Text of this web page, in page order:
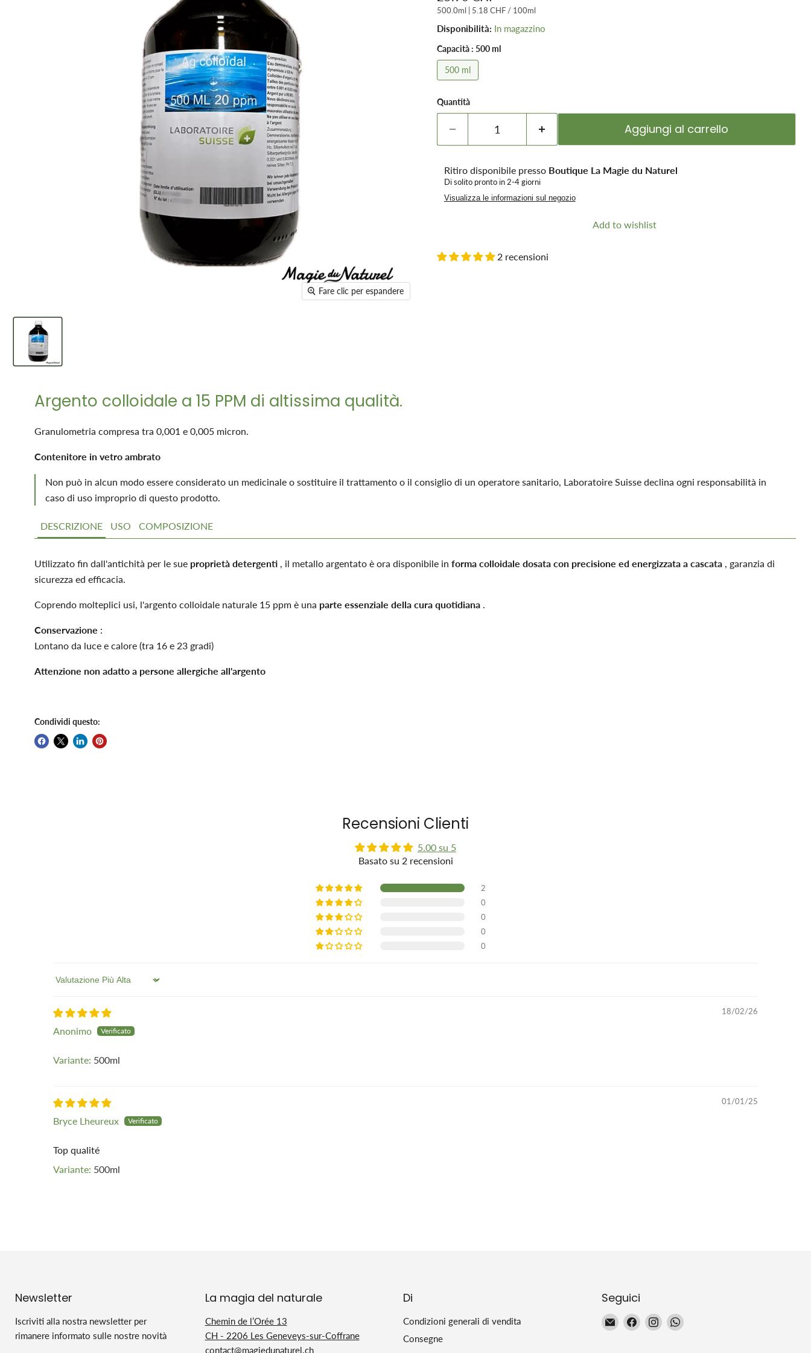
Fare clic per espandere
500.0ml 5.18 CHF/ 100ml
Disponibilità: In magazzino
Capacità : 500 ml
500 ml
Quantità
Aggiungi al carrello
Ritiro disponibile presso Boutique La Magie du Naturel
Di solito pronto in 2-4 giorni
Visualizza le informazioni sul negozio
Add to wishlist
2 recensioni
Argento colloidale a 15 PPM di altissima qualità.
Granulometria compresa tra 0,001 e 0,005 micron.
Contenitore in vetro ambrato
Non può in alcun modo essere considerato un medicinale o sostituire il trattamento o il consiglio di un operatore sanitario, Laboratoire Suisse declina ogni responsabilità in
caso di uso improprio di questo prodotto.
DESCRIZIONE USO COMPOSIZIONE
Utilizzato fin dall'antichità per le sue proprietà detergenti , il metallo argentato è ora disponibile informa colloidale dosata con precisione ed energizzata a cascata , garanzia di
sicurezza ed efficacia.
Coprendo molteplici usi, l'argento colloidale naturale 15 ppm è una parte essenziale della cura quotidiana .
Conservazione :
Lontano da luce e calore (tra 16 e 23 gradi)
Attenzione non adatto a persone allergiche all'argento
Condividi questo:
Recensioni Clienti
5.00 su 5
Basato su 2 recensioni
2
0
0
0
0
Sort by
18/02/26
Anonimo
500ml
01/01/25
Bryce Lheureux
Top qualité
500ml
Newsletter
Iscriviti alla nostra newsletter per
rimanere informato sulle nostre novità
La magia del naturale
Chemin de l’Orée 13
CH - 2206 Les Geneveys-sur-Coffrane
contact@magiedunaturel.ch
Di
Condizioni generali di vendita
Consegne
Seguici
EmailTrovaciTrovaciTrovaci